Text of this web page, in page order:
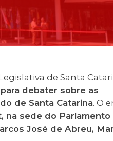
de Santa
debater sobre as
de Santa Catarina. O
na sede do Parlamento
José de Abreu,